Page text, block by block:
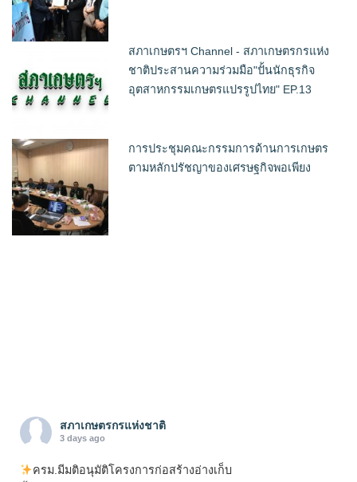
สภาเกษตรฯ Channel - สภาเกษตรกรแห่ง
ชาติประสานความร่วมมือ"ปั้นนักธุรกิจ
อุตสาหกรรมเกษตรแปรรูปไทย" EP.13
การประชุมคณะกรรมการด้านการเกษตร
ตามหลักปรัชญาของเศรษฐกิจพอเพียง
สภาเกษตรกรแห่งชาติ
3 days ago
ครม.มีมติอนุมัติโครงการก่อสร้างอ่างเก็บ